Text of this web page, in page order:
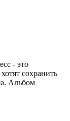
- это
сохранить
Альбом